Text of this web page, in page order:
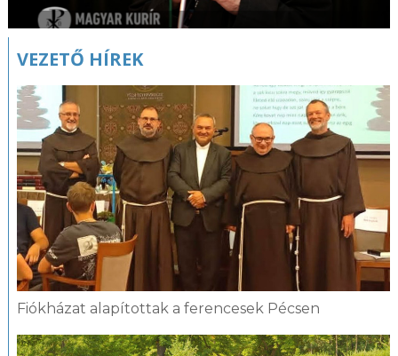
VEZETŐ HÍREK
Fiókházat alapítottak a ferencesek Pécsen